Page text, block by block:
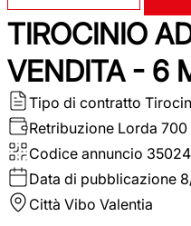
TIROCINIO
VENDITA - 6
Tipo di contratto
Retribuzione Lorda 700
Codice annuncio
Data di pubblicazione
Città Vibo Valentia